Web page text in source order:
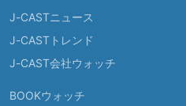
J-CASTニュース
J-CASTトレンド
J-CAST会社ウォッチ
BOOKウォッチ